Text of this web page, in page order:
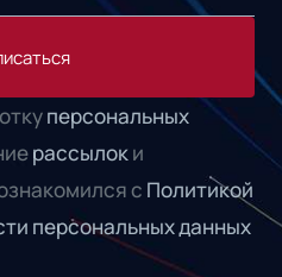
персональных
рассылоки
с Политикой
персональных данных